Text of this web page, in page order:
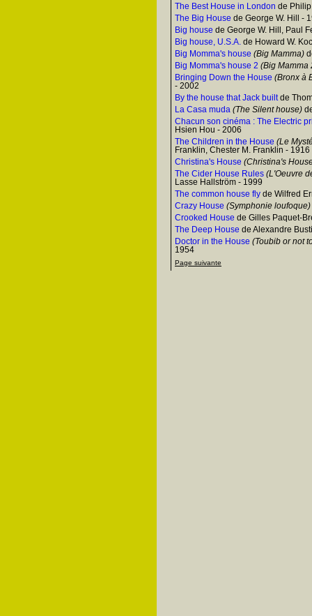
The Best House in London de
The Big House de George W. Hill -
Big house de George W. Hill, Paul
Big house, U.S.A. de Howard W.
Big Momma's house (Big Mamma)
Big Momma's house 2 (Big Mamma
Bringing Down the House (Bronx à
- 2002
By the house that Jack builtde
La Casa muda (The Silent house)
Chacun son cinéma : The Electric
Hsien Hou - 2006
The Children in the House (Le
Franklin, Chester M. Franklin - 1916
Christina's House (Christina's
The Cider House Rules (L'Oeuvre
Lasse Hallström - 1999
The common house fly de Wilfred
Crazy House (Symphonie loufoque)
Crooked House de Gilles Paquet-
The Deep House de Alexandre
Doctor in the House (Toubib or not
1954
Page suivante